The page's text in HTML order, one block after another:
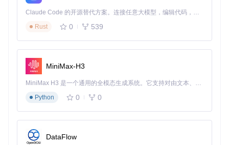
作为系统级的文本获取方式，剪贴板监控功能以其极低的资源
操作时，该功能可通过监控剪贴板变化实现翻译触发，特别适
合不支持HOOK且文本区域固定的游戏场景。
场景应用：HOW TO：构建多引擎智能翻译系统
翻译引擎架构设计
LunaTranslator采用分层架构设计，支持在线/离线引擎混合部
请求分发层：根据文本长度、语言组合选择最优引擎
Claude Code 的开源替代方案。连接任意大模型，编辑代码，运行命令，自动验证 — 全自动执行。用 Rust 构建，极致性能。 ｜ An open-source alternative to Claude Code. Connect any LLM, edit code, run commands, and verify changes — autonomously. Built in Rust for speed. Get Started
Rust
0 539
MiniMax-H3
MiniMax H3 是一个通用的全模态生成系统。它支持对由文本、图像、视频和音频组成的多模态上下文进行统一理解，并能生成分辨率高达 2K、时长可达 15 秒的带原生立体声音频的视频。得益于面向任务泛化的系统设计，H3 在预训练阶段就已具备广泛的多模态上下文理解与生成能力，能够出色地执行复杂的多模态指令。
Python
0 0
DataFlow